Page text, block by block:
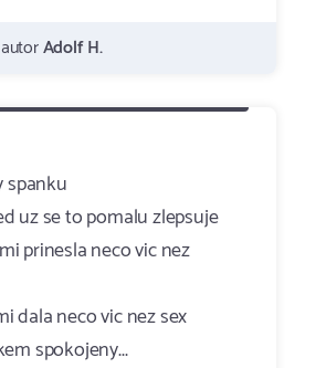
autorAdolf H.
spanku
uz se to pomalu zlepsuje
prinesla neco vic nez
dala neco vic nez sex
spokojeny...